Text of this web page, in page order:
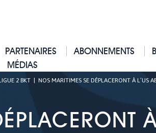
PARTENAIRES ABONNEMENTS
MÉDIAS
2 BKT| NOS MARITIMES SE DÉPLACERONT À L’US
À